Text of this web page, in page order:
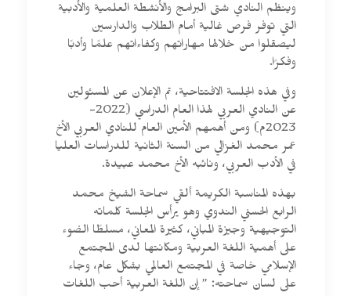
وينظم النادي شتى البرامج والأنشطة العلمية والأدبية
التي توفر فرص غالية أمام الطلاب والدارسين
ليصقلوا من خلالها مهاراتهم وكفاءاتهم علمًا وأدبًا
وفكرًا.
وفي هذه الجلسة الافتتاحية، تم الإعلان عن المسئولين
عن النادي العربي لهذا العام الدراسي (2022-
2023م) ومن أهمهم الأمين العام للنادي العربي الأخ
عمر محمد الغزالي من السنة الثانية للدراسات العليا
في الأدب العربي، ونائبه الأخ محمد عبيدة.
بهذه المناسبة الكريمة ألقي سماحة الشيخ محمد
الرابع الحسني الندوي وهو يرأس الجلسة كلماته
التوجيهية وجيزة المباني، كثيرة المعاني، مسلطًا الضوء
على أهمية اللغة العربية ومكانتها لدى المجتمع
الإسلامي خاصة في المجتمع العالمي بشكل عام، وجاء
على لسان سماحته: ” إن اللغة العربية أحب اللغات